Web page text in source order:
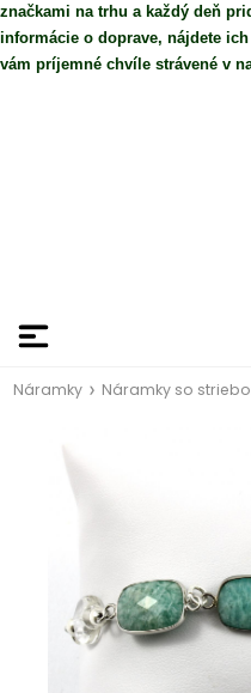
značkami na trhu a každý deň
informácie o doprave, nájdete
vám príjemné chvíle strávené v
Náramky Náramky so